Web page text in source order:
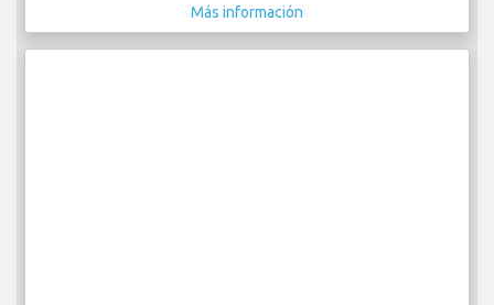
Más información